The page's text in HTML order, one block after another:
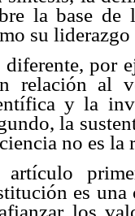
la base de
su liderazgo
diferente, por
relación al
y la
la
no es la
artículo
es una